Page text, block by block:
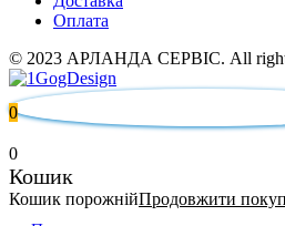
Оплата
© 2023 АРЛАНДА СЕРВІС. All right
0
0
Кошик
Кошик порожнійПродовжити